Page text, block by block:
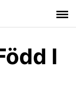
I